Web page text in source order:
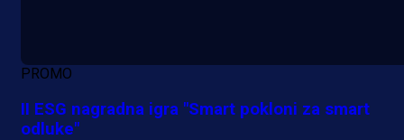
PROMO
II ESG nagradna igra "Smart pokloni za smart
odluke"